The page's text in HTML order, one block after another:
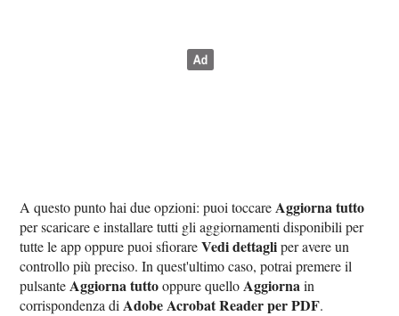
A questo punto hai due opzioni: puoi toccare Aggiorna tutto
per scaricare e installare tutti gli aggiornamenti disponibili per
tutte le app oppure puoi sfiorareVedi dettagliper avere un
controllo più preciso. In quest'ultimo caso, potrai premere il
pulsante Aggiorna tuttooppure quello Aggiorna in
corrispondenza di Adobe Acrobat Reader per PDF.